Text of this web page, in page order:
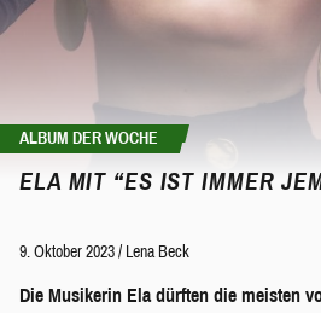
ALBUM DER WOCHE
ELA MIT “ES IST IMMER
9. Oktober 2023 / Lena Beck
Die Musikerin Ela dürften die meisten